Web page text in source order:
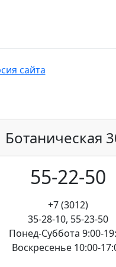
сайта
Ботаническая
55-22-50
+7 (3012)
35-28-10, 55-23-50
Понед-Суббота 9:00-
Воскресенье 10:00-